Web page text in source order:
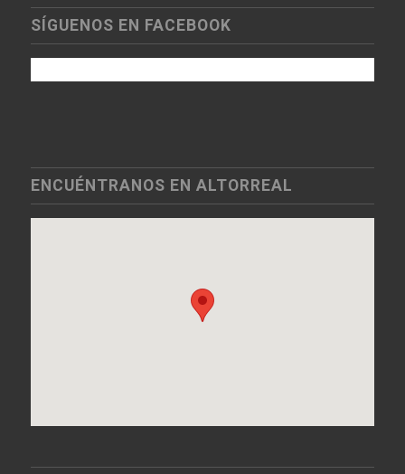
SÍGUENOS EN FACEBOOK
ENCUÉNTRANOS EN ALTORREAL